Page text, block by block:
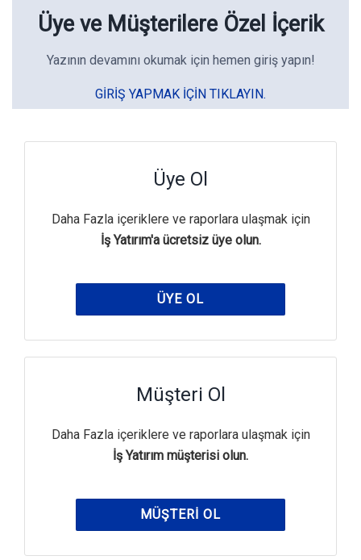
Üye ve Müşterilere Özel İçerik
Yazının devamını okumak için hemen giriş yapın!
GIRIŞ YAPMAK IÇIN TIKLAYIN.
Üye Ol
Daha Fazla içeriklere ve raporlara ulaşmak için
İş Yatırım'a ücretsiz üye olun.
ÜYE OL
Müşteri Ol
Daha Fazla içeriklere ve raporlara ulaşmak için
İş Yatırım müşterisi olun.
MÜŞTERI OL